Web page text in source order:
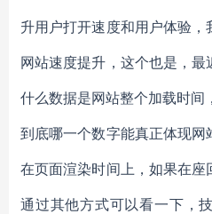
升用户打开速度和用户体验
网站速度提升，这个也是，
什么数据是网站整个加载时间
到底哪一个数字能真正体现
在页面渲染时间上，如果在
通过其他方式可以看一下，